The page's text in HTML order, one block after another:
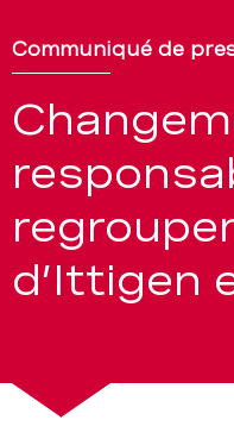
Communiqué de
d’Ittigen